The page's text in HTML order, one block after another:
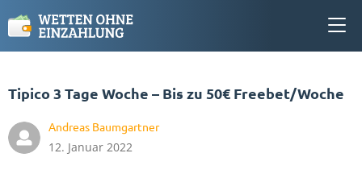
Tipico 3 Tage Woche – Bis zu 50€ Freebet/Woche
Andreas Baumgartner
12. Januar 2022